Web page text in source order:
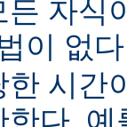
자식
이 없
한 시간